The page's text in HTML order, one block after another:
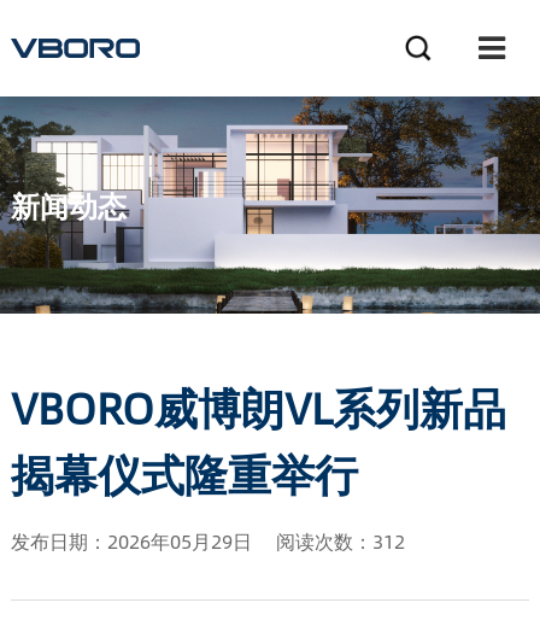
新闻动态
NEWS
VBORO威博朗VL系列新品
揭幕仪式隆重举行
发布日期：2026年05月29日 阅读次数：312